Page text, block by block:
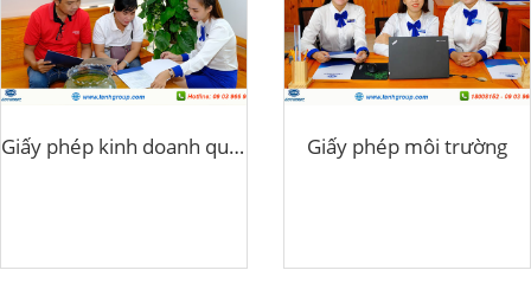
Giấy phép kinh doanh quầy thuốc Giấy phép môi trường